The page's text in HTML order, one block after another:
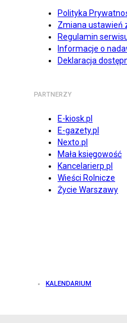
Polityka
Zmiana ustawień
Regulamin
Informacje o
Deklaracja
PARTNERZY
E-kiosk.pl
E-gazety.pl
Nexto.pl
Mała księgowość
Kancelarierp.pl
Wieści Rolnicze
Życie Warszawy
KALENDARIUM